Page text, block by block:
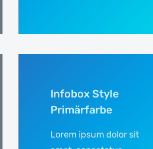
Infobox Style
Primärfarbe
Lorem ipsum dolor sit